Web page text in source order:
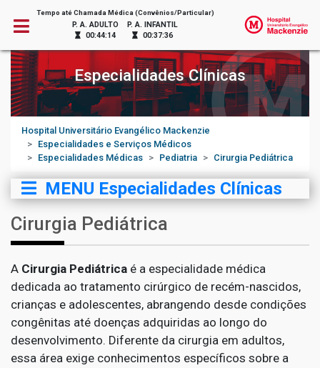
Tempo até Chamada Médica (Convênios/Particular)
P. A. ADULTO
00:44:14
P. A. INFANTIL
00:37:36
Especialidades Clínicas
Hospital Universitário Evangélico Mackenzie
Especialidades e Serviços Médicos
Especialidades Médicas
Pediatria Cirurgia Pediátrica
MENU Especialidades Clínicas
Cirurgia Pediátrica
A Cirurgia Pediátrica é a especialidade médica
dedicada ao tratamento cirúrgico de recém-nascidos,
crianças e adolescentes, abrangendo desde condições
congênitas até doenças adquiridas ao longo do
desenvolvimento. Diferente da cirurgia em adultos,
essa área exige conhecimentos específicos sobre a